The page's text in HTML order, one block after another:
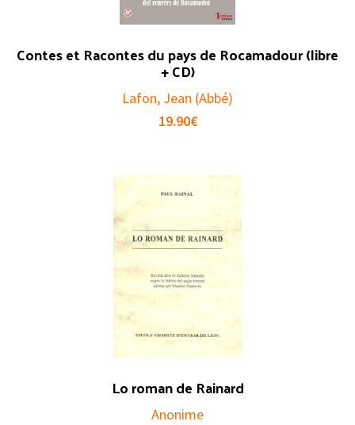
Contes et Racontes du pays de Rocamadour (libre
+ CD)
Lafon, Jean (Abbé)
19.90€
Lo roman de Rainard
Anonime